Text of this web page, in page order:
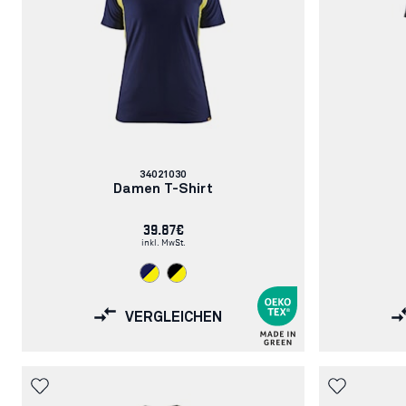
Artikelnummer:
34021030
Damen T-Shirt
39.87€
inkl. MwSt.
VERGLEICHEN